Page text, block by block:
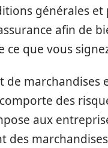
générales
afin de
ce que vous
de marchandises
des
aux
des